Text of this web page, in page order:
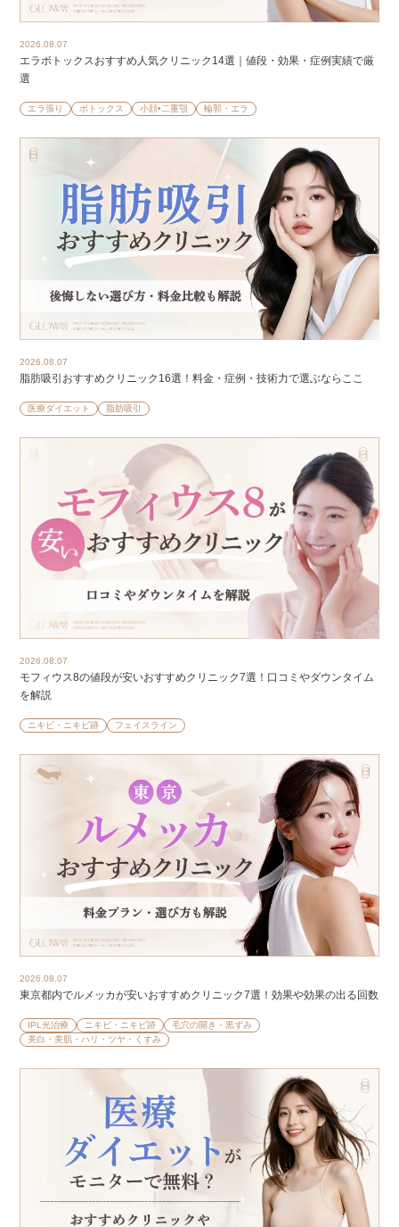
2026.08.07
エラボトックスおすすめ人気クリニック14選｜値段・効果・症例実績で厳
選
エラ張り ボトックス 小顔•二重顎 輪郭・エラ
2026.08.07
脂肪吸引おすすめクリニック16選！料金・症例・技術力で選ぶならここ
医療ダイエット 脂肪吸引
2026.08.07
モフィウス8の値段が安いおすすめクリニック7選！口コミやダウンタイム
を解説
ニキビ・ニキビ跡 フェイスライン
2026.08.07
東京都内でルメッカが安いおすすめクリニック7選！効果や効果の出る回数
IPL光治療 ニキビ・ニキビ跡
毛穴の開き・黒ずみ
美白・美肌・ハリ・ツヤ・くすみ